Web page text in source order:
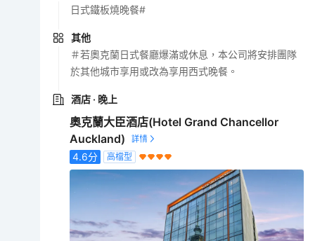
日式鐵板燒晚餐#
其他
＃若奧克蘭日式餐廳爆滿或休息，本公司將安排團隊
於其他城市享用或改為享用西式晚餐。
酒店 · 晚上
奧克蘭大臣酒店(Hotel Grand Chancellor
Auckland)
4.6分 高檔型